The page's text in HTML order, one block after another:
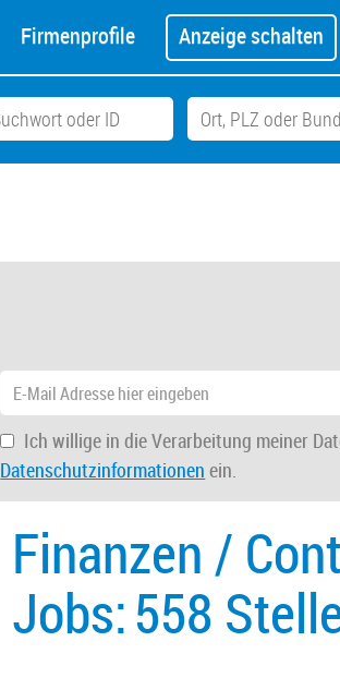
Firmenprofile Anzeige schalten
Ich willige in die Verarbeitung meiner
Datenschutzinformationen ein.
Finanzen /
Jobs:558